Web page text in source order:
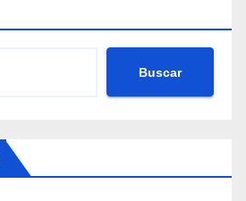
Buscar